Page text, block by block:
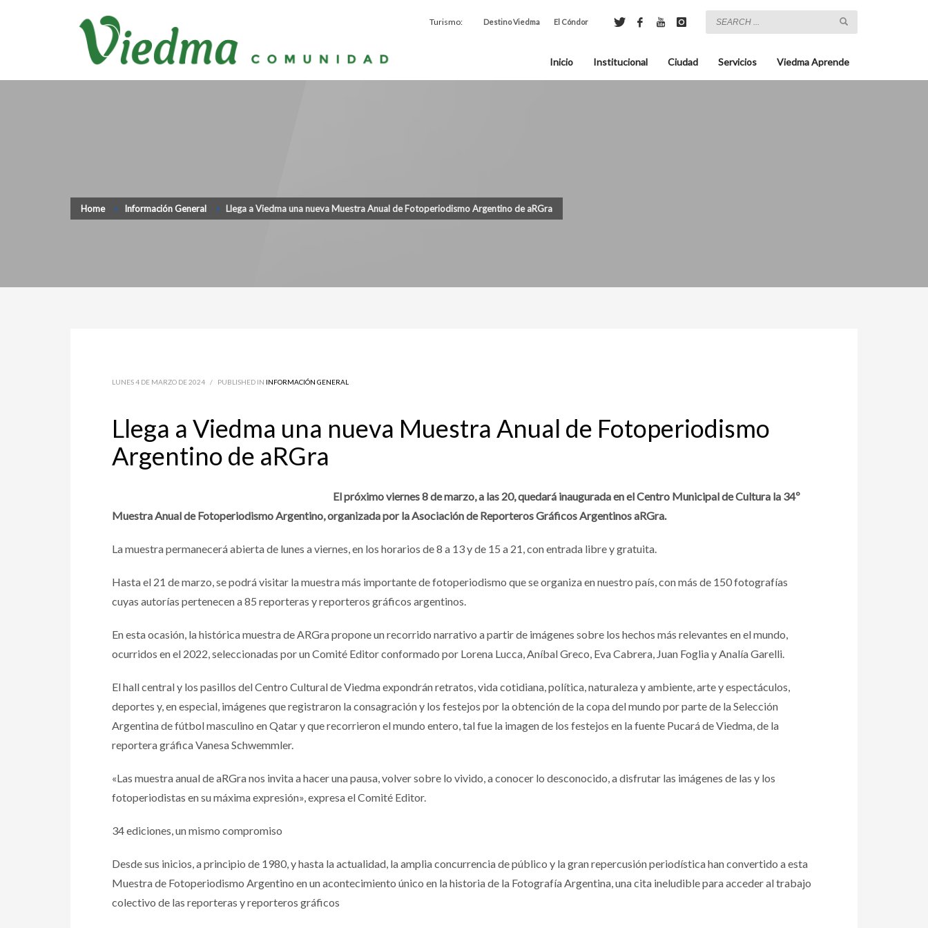
Turismo: Destino Viedma El Cóndor
Inicio Institucional Ciudad Servicios Viedma Aprende
Home Información General Llega a Viedma una nueva Muestra Anual de Fotoperiodismo Argentino de aRGra
LUNES 4 DE MARZO DE 2024 / PUBLISHED IN INFORMACIÓN GENERAL
Llega a Viedma una nueva Muestra Anual de Fotoperiodismo
Argentino de aRGra
El próximo viernes 8 de marzo, a las 20, quedará inaugurada en el Centro Municipal de Cultura la 34º
Muestra Anual de Fotoperiodismo Argentino, organizada por la Asociación de Reporteros Gráficos Argentinos aRGra.
La muestra permanecerá abierta de lunes a viernes, en los horarios de 8 a 13 y de 15 a 21, con entrada libre y gratuita.
Hasta el 21 de marzo, se podrá visitar la muestra más importante de fotoperiodismo que se organiza en nuestro país, con más de 150 fotografías
cuyas autorías pertenecen a 85 reporteras y reporteros gráficos argentinos.
En esta ocasión, la histórica muestra de ARGra propone un recorrido narrativo a partir de imágenes sobre los hechos más relevantes en el mundo,
ocurridos en el 2022, seleccionadas por un Comité Editor conformado por Lorena Lucca, Aníbal Greco, Eva Cabrera, Juan Foglia y Analía Garelli.
El hall central y los pasillos del Centro Cultural de Viedma expondrán retratos, vida cotidiana, política, naturaleza y ambiente, arte y espectáculos,
deportes y, en especial, imágenes que registraron la consagración y los festejos por la obtención de la copa del mundo por parte de la Selección
Argentina de fútbol masculino en Qatar y que recorrieron el mundo entero, tal fue la imagen de los festejos en la fuente Pucará de Viedma, de la
reportera gráfica Vanesa Schwemmler.
«Las muestra anual de aRGra nos invita a hacer una pausa, volver sobre lo vivido, a conocer lo desconocido, a disfrutar las imágenes de las y los
fotoperiodistas en su máxima expresión», expresa el Comité Editor.
34 ediciones, un mismo compromiso
Desde sus inicios, a principio de 1980, y hasta la actualidad, la amplia concurrencia de público y la gran repercusión periodística han convertido a esta
Muestra de Fotoperiodismo Argentino en un acontecimiento único en la historia de la Fotografía Argentina, una cita ineludible para acceder al trabajo
colectivo de las reporteras y reporteros gráficos